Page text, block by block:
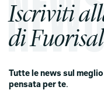
Iscriviti
di
Tutte le news sul
pensata per te.